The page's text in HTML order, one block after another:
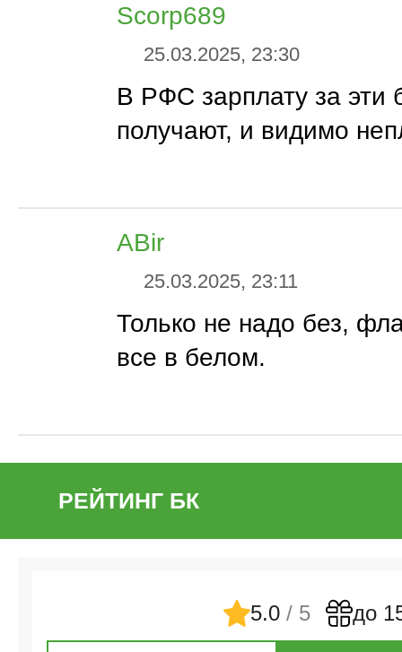
Scorp689
25.03.2025, 23:30
В РФС зарплату за эти
получают, и видимо
ABir
25.03.2025, 23:11
Только не надо без,
все в белом.
РЕЙТИНГ БК
5.0 / 5 до